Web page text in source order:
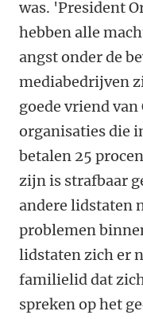
was. 'President
hebben alle
angst onder de
mediabedrijven
goede vriend
organisaties die
betalen 25
zijn is strafbaar
andere lidstaten
problemen
lidstaten zich er
familielid dat
spreken op het